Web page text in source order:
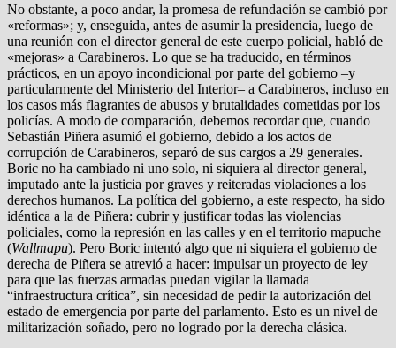
No obstante, a poco andar, la promesa de refundación se cambió por
«reformas»; y, enseguida, antes de asumir la presidencia, luego de
una reunión con el director general de este cuerpo policial, habló de
«mejoras» a Carabineros. Lo que se ha traducido, en términos
prácticos, en un apoyo incondicional por parte del gobierno –y
particularmente del Ministerio del Interior– a Carabineros, incluso en
los casos más flagrantes de abusos y brutalidades cometidas por los
policías. A modo de comparación, debemos recordar que, cuando
Sebastián Piñera asumió el gobierno, debido a los actos de
corrupción de Carabineros, separó de sus cargos a 29 generales.
Boric no ha cambiado ni uno solo, ni siquiera al director general,
imputado ante la justicia por graves y reiteradas violaciones a los
derechos humanos. La política del gobierno, a este respecto, ha sido
idéntica a la de Piñera: cubrir y justificar todas las violencias
policiales, como la represión en las calles y en el territorio mapuche
(Wallmapu). Pero Boric intentó algo que ni siquiera el gobierno de
derecha de Piñera se atrevió a hacer: impulsar un proyecto de ley
para que las fuerzas armadas puedan vigilar la llamada
“infraestructura crítica”, sin necesidad de pedir la autorización del
estado de emergencia por parte del parlamento. Esto es un nivel de
militarización soñado, pero no logrado por la derecha clásica.